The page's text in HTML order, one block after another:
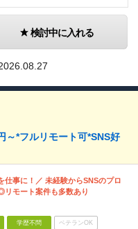
検討中に入れる
～*フルリモート可*SNS好
仕事に！／ 未経験からSNSのプロ
リモート案件も多数あり
学歴不問 ベテランOK